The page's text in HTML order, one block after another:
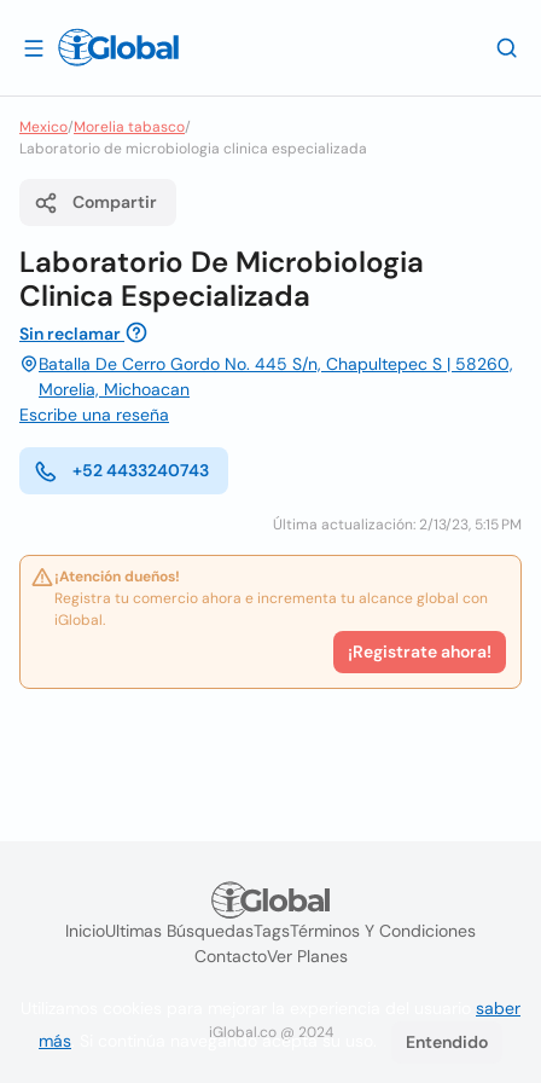
Mexico/Morelia tabasco/
Laboratorio de microbiologia clinica especializada
Compartir
Laboratorio De Microbiologia
Clinica Especializada
Sin reclamar
Batalla De Cerro Gordo No. 445 S/n, Chapultepec S | 58260,
Morelia, Michoacan
Escribe una reseña
+52 4433240743
Última actualización: 2/13/23, 5:15 PM
¡Atención dueños!
Registra tu comercio ahora e incrementa tu alcance global con
iGlobal.
¡Registrate ahora!
InicioUltimas BúsquedasTagsTérminos Y Condiciones
ContactoVer Planes
iGlobal.co @ 2024
saber
más . Si continúa navegando acepta su uso. Entendido